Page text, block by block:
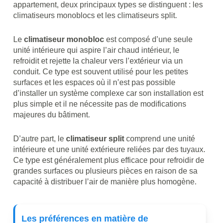
appartement, deux principaux types se distinguent : les
climatiseurs monoblocs et les climatiseurs split.
Le climatiseur monoblocest composé d’une seule
unité intérieure qui aspire l’air chaud intérieur, le
refroidit et rejette la chaleur vers l’extérieur via un
conduit. Ce type est souvent utilisé pour les petites
surfaces et les espaces où il n’est pas possible
d’installer un système complexe car son installation est
plus simple et il ne nécessite pas de modifications
majeures du bâtiment.
D’autre part, le climatiseur splitcomprend une unité
intérieure et une unité extérieure reliées par des tuyaux.
Ce type est généralement plus efficace pour refroidir de
grandes surfaces ou plusieurs pièces en raison de sa
capacité à distribuer l’air de manière plus homogène.
Les préférences en matière de